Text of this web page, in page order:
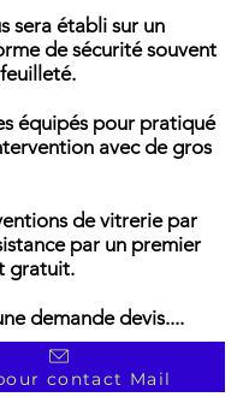
sera établi sur un
de sécurité souvent
équipés pour pratiqué
avec de gros
de vitrerie par
par un premier
gratuit.
demande devis....
contact Mail